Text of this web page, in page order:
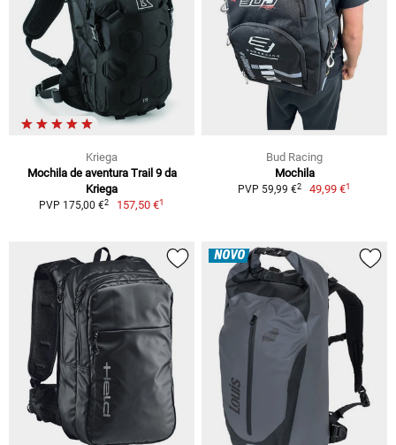
Kriega
Mochila de aventura Trail 9 da
Kriega
PVP 175,00 €2 157,50 €1
Bud Racing
Mochila
PVP 59,99 €2 49,99 €1
NOVO